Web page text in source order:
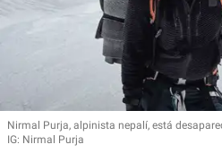
Nirmal Purja, alpinista nepalí, está
IG: Nirmal Purja